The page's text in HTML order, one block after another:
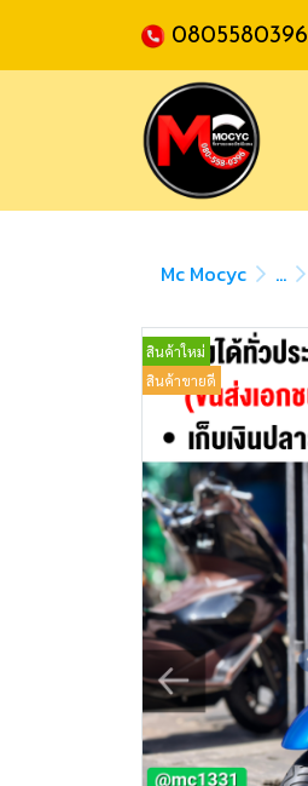
0805580396
Mc Mocyc ...
สินค้าใหม่
สินค้าขายดี